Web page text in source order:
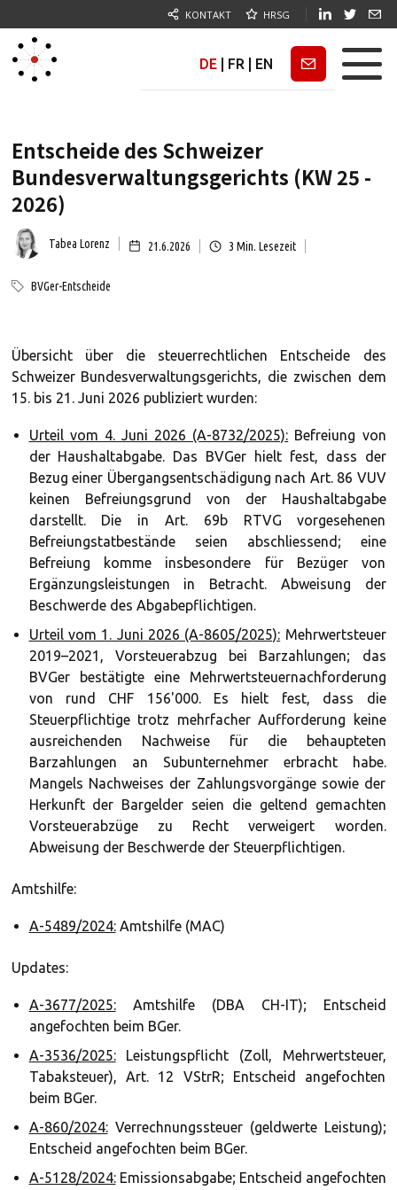
KONTAKT HRSG
DE FR EN Newsletter
Entscheide des Schweizer
Bundesverwaltungsgerichts (KW 25 -
2026)
Tabea Lorenz 21.6.2026 3 Min. Lesezeit
BVGer-Entscheide
Übersicht über die steuerrechtlichen Entscheide des
Schweizer Bundesverwaltungsgerichts, die zwischen dem
15. bis 21. Juni 2026 publiziert wurden:
Urteil vom 4. Juni 2026 (A-8732/2025): Befreiung von
der Haushaltabgabe. Das BVGer hielt fest, dass der
Bezug einer Übergangsentschädigung nach Art. 86 VUV
keinen Befreiungsgrund von der Haushaltabgabe
darstellt. Die in Art. 69b RTVG vorgesehenen
Befreiungstatbestände seien abschliessend; eine
Befreiung komme insbesondere für Bezüger von
Ergänzungsleistungen in Betracht. Abweisung der
Beschwerde des Abgabepflichtigen.
Urteil vom 1. Juni 2026 (A-8605/2025): Mehrwertsteuer
2019–2021, Vorsteuerabzug bei Barzahlungen; das
BVGer bestätigte eine Mehrwertsteuernachforderung
von rund CHF 156'000. Es hielt fest, dass die
Steuerpflichtige trotz mehrfacher Aufforderung keine
ausreichenden Nachweise für die behaupteten
Barzahlungen an Subunternehmer erbracht habe.
Mangels Nachweises der Zahlungsvorgänge sowie der
Herkunft der Bargelder seien die geltend gemachten
Vorsteuerabzüge zu Recht verweigert worden.
Abweisung der Beschwerde der Steuerpflichtigen.
Amtshilfe:
A-5489/2024:Amtshilfe (MAC)
Updates:
A-3677/2025:Amtshilfe (DBA CH-IT); Entscheid
angefochten beim BGer.
A-3536/2025:Leistungspflicht (Zoll, Mehrwertsteuer,
Tabaksteuer), Art. 12 VStrR; Entscheid angefochten
beim BGer.
A-860/2024:Verrechnungssteuer (geldwerte Leistung);
Entscheid angefochten beim BGer.
A-5128/2024:Emissionsabgabe; Entscheid angefochten